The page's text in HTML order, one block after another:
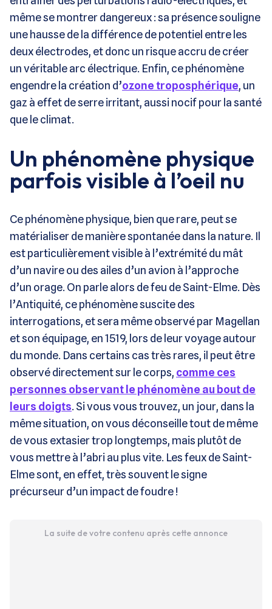
même se montrer dangereux : sa présence souligne
une hausse de la différence de potentiel entre les
deux électrodes, et donc un risque accru de créer
un véritable arc électrique. Enfin, ce phénomène
engendre la création d’ozone troposphérique, un
gaz à effet de serre irritant, aussi nocif pour la santé
que le climat.
Un phénomène physique
parfois visible à l’oeil nu
Ce phénomène physique, bien que rare, peut se
matérialiser de manière spontanée dans la nature. Il
est particulièrement visible à l’extrémité du mât
d’un navire ou des ailes d’un avion à l’approche
d’un orage. On parle alors de feu de Saint-Elme. Dès
l’Antiquité, ce phénomène suscite des
interrogations, et sera même observé par Magellan
et son équipage, en 1519, lors de leur voyage autour
du monde. Dans certains cas très rares, il peut être
observé directement sur le corps, comme ces
personnes observant le phénomène au bout de
leurs doigts. Si vous vous trouvez, un jour, dans la
même situation, on vous déconseille tout de même
de vous extasier trop longtemps, mais plutôt de
vous mettre à l’abri au plus vite. Les feux de Saint-
Elme sont, en effet, très souvent le signe
précurseur d’un impact de foudre !
La suite de votre contenu après cette annonce